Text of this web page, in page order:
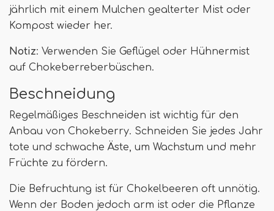
jährlich mit einem Mulchen gealterter Mist oder
Kompost wieder her.
Notiz: Verwenden Sie Geflügel oder Hühnermist
auf Chokeberreberbüschen.
Beschneidung
Regelmäßiges Beschneiden ist wichtig für den
Anbau von Chokeberry. Schneiden Sie jedes Jahr
tote und schwache Äste, um Wachstum und mehr
Früchte zu fördern.
Die Befruchtung ist für Chokelbeeren oft unnötig.
Wenn der Boden jedoch arm ist oder die Pflanze